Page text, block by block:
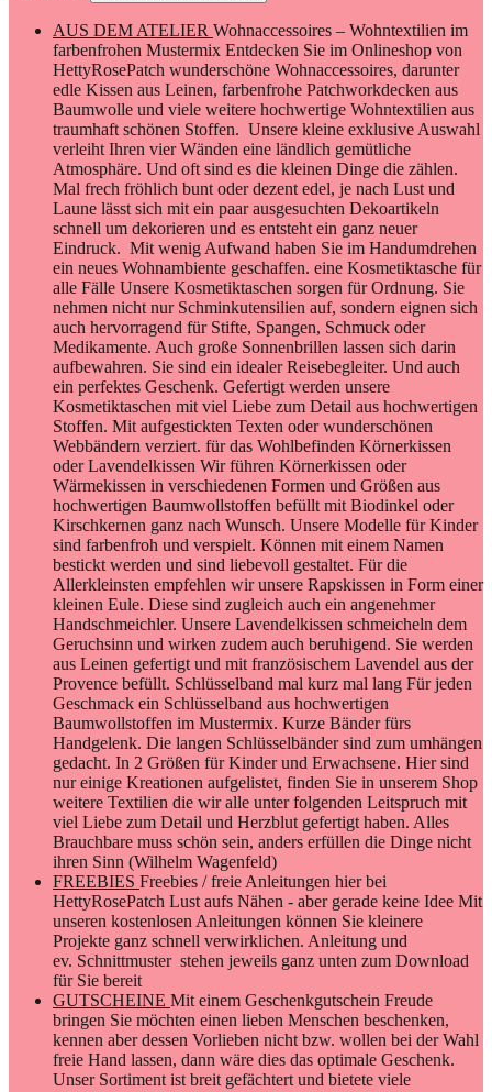
AUS DEM ATELIER Wohnaccessoires – Wohntextilien im
farbenfrohen Mustermix Entdecken Sie im Onlineshop von
HettyRosePatch wunderschöne Wohnaccessoires, darunter
edle Kissen aus Leinen, farbenfrohe Patchworkdecken aus
Baumwolle und viele weitere hochwertige Wohntextilien aus
traumhaft schönen Stoffen. Unsere kleine exklusive Auswahl
verleiht Ihren vier Wänden eine ländlich gemütliche
Atmosphäre. Und oft sind es die kleinen Dinge die zählen.
Mal frech fröhlich bunt oder dezent edel, je nach Lust und
Laune lässt sich mit ein paar ausgesuchten Dekoartikeln
schnell um dekorieren und es entsteht ein ganz neuer
Eindruck. Mit wenig Aufwand haben Sie im Handumdrehen
ein neues Wohnambiente geschaffen. eine Kosmetiktasche für
alle Fälle Unsere Kosmetiktaschen sorgen für Ordnung. Sie
nehmen nicht nur Schminkutensilien auf, sondern eignen sich
auch hervorragend für Stifte, Spangen, Schmuck oder
Medikamente. Auch große Sonnenbrillen lassen sich darin
aufbewahren. Sie sind ein idealer Reisebegleiter. Und auch
ein perfektes Geschenk. Gefertigt werden unsere
Kosmetiktaschen mit viel Liebe zum Detail aus hochwertigen
Stoffen. Mit aufgestickten Texten oder wunderschönen
Webbändern verziert. für das Wohlbefinden Körnerkissen
oder Lavendelkissen Wir führen Körnerkissen oder
Wärmekissen in verschiedenen Formen und Größen aus
hochwertigen Baumwollstoffen befüllt mit Biodinkel oder
Kirschkernen ganz nach Wunsch. Unsere Modelle für Kinder
sind farbenfroh und verspielt. Können mit einem Namen
bestickt werden und sind liebevoll gestaltet. Für die
Allerkleinsten empfehlen wir unsere Rapskissen in Form einer
kleinen Eule. Diese sind zugleich auch ein angenehmer
Handschmeichler. Unsere Lavendelkissen schmeicheln dem
Geruchsinn und wirken zudem auch beruhigend. Sie werden
aus Leinen gefertigt und mit französischem Lavendel aus der
Provence befüllt. Schlüsselband mal kurz mal lang Für jeden
Geschmack ein Schlüsselband aus hochwertigen
Baumwollstoffen im Mustermix. Kurze Bänder fürs
Handgelenk. Die langen Schlüsselbänder sind zum umhängen
gedacht. In 2 Größen für Kinder und Erwachsene. Hier sind
nur einige Kreationen aufgelistet, finden Sie in unserem Shop
weitere Textilien die wir alle unter folgenden Leitspruch mit
viel Liebe zum Detail und Herzblut gefertigt haben. Alles
Brauchbare muss schön sein, anders erfüllen die Dinge nicht
ihren Sinn (Wilhelm Wagenfeld)
FREEBIES Freebies / freie Anleitungen hier bei
HettyRosePatch Lust aufs Nähen - aber gerade keine Idee Mit
unseren kostenlosen Anleitungen können Sie kleinere
Projekte ganz schnell verwirklichen. Anleitung und
ev. Schnittmuster stehen jeweils ganz unten zum Download
für Sie bereit
GUTSCHEINE Mit einem Geschenkgutschein Freude
bringen Sie möchten einen lieben Menschen beschenken,
kennen aber dessen Vorlieben nicht bzw. wollen bei der Wahl
freie Hand lassen, dann wäre dies das optimale Geschenk.
Unser Sortiment ist breit gefächtert und bietete viele